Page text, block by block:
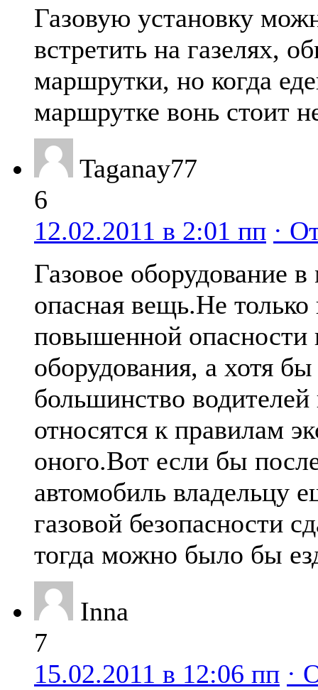
Газовую установку
встретить на газелях,
маршрутки, но когда
маршрутке вонь стоит
Taganay77
6
12.02.2011 в 2:01 пп ·
Газовое оборудование
опасная вещь.Не только
повышенной опасности
оборудования, а хотя бы
большинство водителей
относятся к правилам
оного.Вот если бы
автомобиль владельцу
газовой безопасности
тогда можно было бы
Inna
7
15.02.2011 в 12:06 пп ·